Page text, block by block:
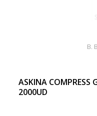
B.
ASKINA COMPRESS
2000UD